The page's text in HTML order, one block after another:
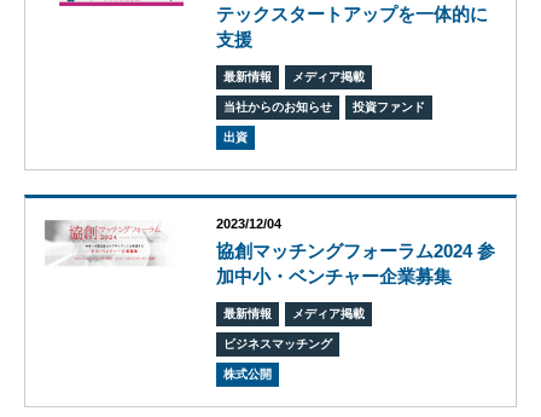
概
要
グ
ロー
株式
テックスタートアップを一体的に
支援
最新情報 メディア掲載
当社からのお知らせ 投資ファンド
出資
2023/12/04
協創マッチングフォーラム2024 参
加中小・ベンチャー企業募集
最新情報 メディア掲載
ビジネスマッチング
株式公開